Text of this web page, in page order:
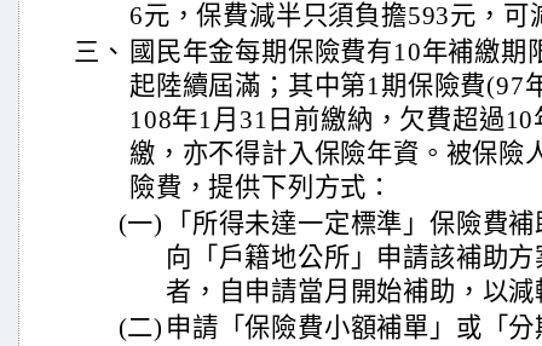
6元，保費減半只須負擔593元，可
三、 國民年金每期保險費有10年補繳期
起陸續屆滿；其中第1期保險費(97
108年1月31日前繳納，欠費超過
繳，亦不得計入保險年資。被保險
險費，提供下列方式：
(一)
「所得未達一定標準」保險費
向「戶籍地公所」申請該補助
者，自申請當月開始補助，以
(二) 申請「保險費小額補單」或「